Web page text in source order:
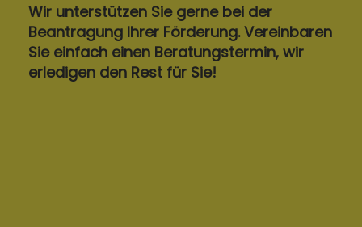
Wir unterstützen Sie gerne bei der
Beantragung Ihrer Förderung. Vereinbaren
Sie einfach einen Beratungstermin, wir
erledigen den Rest für Sie!